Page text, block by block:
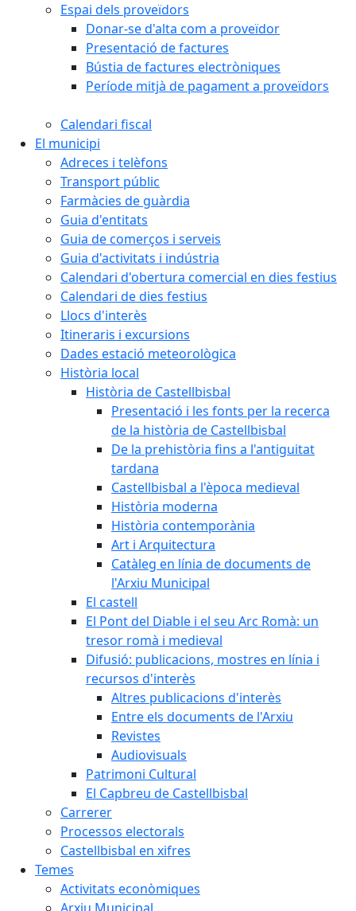
Espai dels proveïdors
Donar-se d'alta com a proveïdor
Presentació de factures
Bústia de factures electròniques
Període mitjà de pagament a proveïdors
Calendari fiscal
El municipi
Adreces i telèfons
Transport públic
Farmàcies de guàrdia
Guia d'entitats
Guia de comerços i serveis
Guia d'activitats i indústria
Calendari d'obertura comercial en dies festius
Calendari de dies festius
Llocs d'interès
Itineraris i excursions
Dades estació meteorològica
Història local
Història de Castellbisbal
Presentació i les fonts per la recerca
de la història de Castellbisbal
De la prehistòria fins a l'antiguitat
tardana
Castellbisbal a l'època medieval
Història moderna
Història contemporània
Art i Arquitectura
Catàleg en línia de documents de
l'Arxiu Municipal
El castell
El Pont del Diable i el seu Arc Romà: un
tresor romà i medieval
Difusió: publicacions, mostres en línia i
recursos d'interès
Altres publicacions d'interès
Entre els documents de l'Arxiu
Revistes
Audiovisuals
Patrimoni Cultural
El Capbreu de Castellbisbal
Carrerer
Processos electorals
Castellbisbal en xifres
Temes
Activitats econòmiques